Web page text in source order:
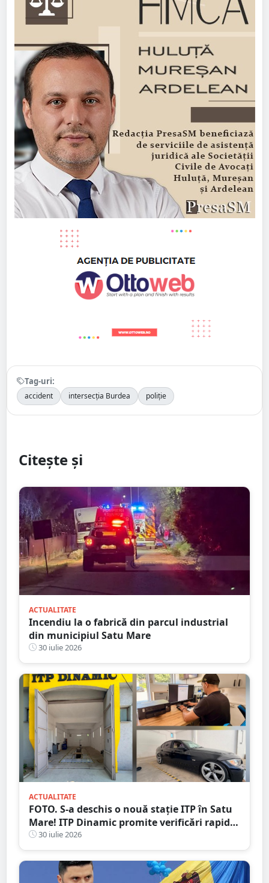
Tag-uri:
accident intersecția Burdea poliție
Citește și
ACTUALITATE
Incendiu la o fabrică din parcul industrial
din municipiul Satu Mare
30 iulie 2026
ACTUALITATE
FOTO. S-a deschis o nouă stație ITP în Satu
Mare! ITP Dinamic promite verificări rapide
și servicii de calitate
30 iulie 2026